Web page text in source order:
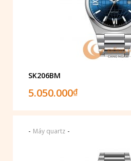
SK206BM
5.050.000₫
- Máy quartz -